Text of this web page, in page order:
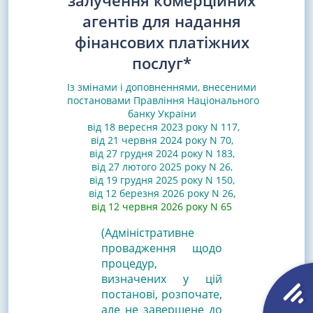
агентів для надання
фінансових платіжних
послуг*
Із змінами і доповненнями, внесеними
постановами Правління Національного
банку України
від 18 вересня 2023 року N 117,
від 21 червня 2024 року N 70,
від 27 грудня 2024 року N 183,
від 27 лютого 2025 року N 26,
від 19 грудня 2025 року N 150,
від 12 березня 2026 року N 26,
від 12 червня 2026 року N 65
(Адміністративне
провадження щодо
процедур,
визначених у цій
постанові, розпочате,
але не завершене до